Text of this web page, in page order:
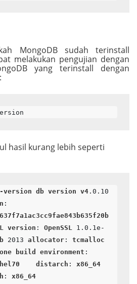
MongoDB sudah terinstall
melakukan pengujian dengan
yang terinstall dengan
hasil kurang lebih seperti
version db version v4 .0 .10
version : OpenSSL 1 .0 .1e-
2013 allocator : tcmalloc
build environment
distarch : x86_64
: x86_64